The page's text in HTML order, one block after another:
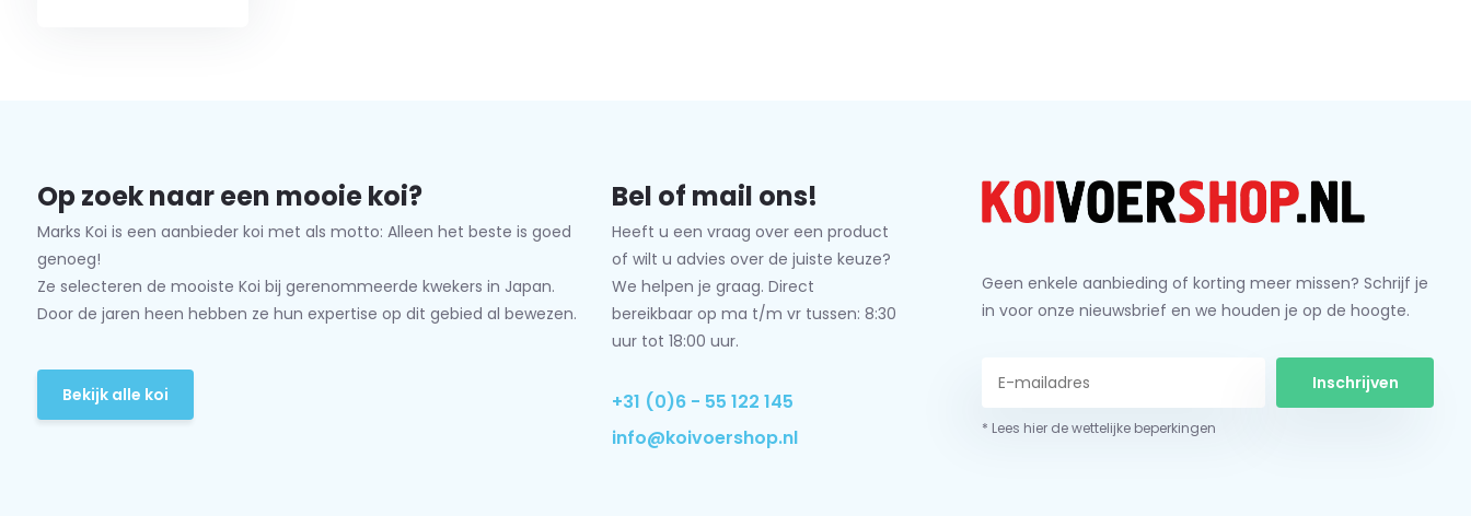
Op zoek naar een mooie koi?
Marks Koi is een aanbieder koi met als motto: Alleen het beste is goed
genoeg!
Ze selecteren de mooiste Koi bij gerenommeerde kwekers in Japan.
Door de jaren heen hebben ze hun expertise op dit gebied al bewezen.
Bekijk alle koi
Bel of mail ons!
Heeft u een vraag over een product
of wilt u advies over de juiste keuze?
We helpen je graag. Direct
bereikbaar op ma t/m vr tussen: 8:30
uur tot 18:00 uur.
+31 (0)6 - 55 122 145
info@koivoershop.nl
Geen enkele aanbieding of korting meer missen? Schrijf je
in voor onze nieuwsbrief en we houden je op de hoogte.
Inschrijven
* Lees hier de wettelijke beperkingen